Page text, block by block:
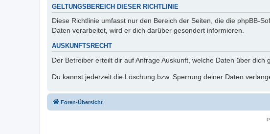
GELTUNGSBEREICH DIESER RICHTLINIE
Diese Richtlinie umfasst nur den Bereich der Seiten, die die phpBB-
Daten verarbeitet, wird er dich darüber gesondert informieren.
AUSKUNFTSRECHT
Der Betreiber erteilt dir auf Anfrage Auskunft, welche Daten über dich
Du kannst jederzeit die Löschung bzw. Sperrung deiner Daten
Foren-Übersicht